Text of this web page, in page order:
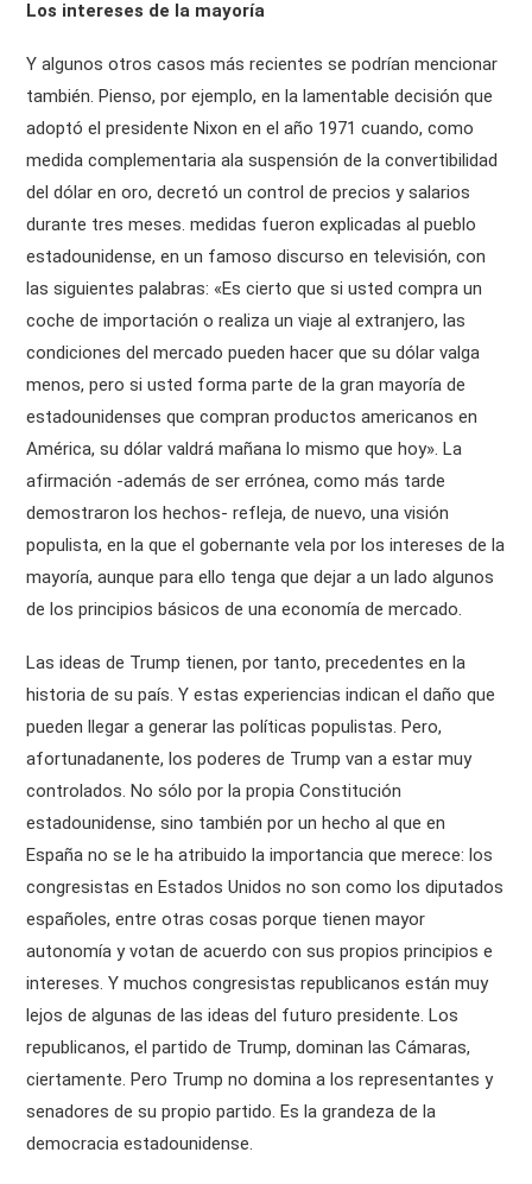
Los intereses de la mayoría
Y algunos otros casos más recientes se podrían mencionar
también. Pienso, por ejemplo, en la lamentable decisión que
adoptó el presidente Nixon en el año 1971 cuando, como
medida complementaria ala suspensión de la convertibilidad
del dólar en oro, decretó un control de precios y salarios
durante tres meses. medidas fueron explicadas al pueblo
estadounidense, en un famoso discurso en televisión, con
las siguientes palabras: «Es cierto que si usted compra un
coche de importación o realiza un viaje al extranjero, las
condiciones del mercado pueden hacer que su dólar valga
menos, pero si usted forma parte de la gran mayoría de
estadounidenses que compran productos americanos en
América, su dólar valdrá mañana lo mismo que hoy». La
afirmación -además de ser errónea, como más tarde
demostraron los hechos- refleja, de nuevo, una visión
populista, en la que el gobernante vela por los intereses de la
mayoría, aunque para ello tenga que dejar a un lado algunos
de los principios básicos de una economía de mercado.
Las ideas de Trump tienen, por tanto, precedentes en la
historia de su país. Y estas experiencias indican el daño que
pueden llegar a generar las políticas populistas. Pero,
afortunadanente, los poderes de Trump van a estar muy
controlados. No sólo por la propia Constitución
estadounidense, sino también por un hecho al que en
España no se le ha atribuido la importancia que merece: los
congresistas en Estados Unidos no son como los diputados
españoles, entre otras cosas porque tienen mayor
autonomía y votan de acuerdo con sus propios principios e
intereses. Y muchos congresistas republicanos están muy
lejos de algunas de las ideas del futuro presidente. Los
republicanos, el partido de Trump, dominan las Cámaras,
ciertamente. Pero Trump no domina a los representantes y
senadores de su propio partido. Es la grandeza de la
democracia estadounidense.